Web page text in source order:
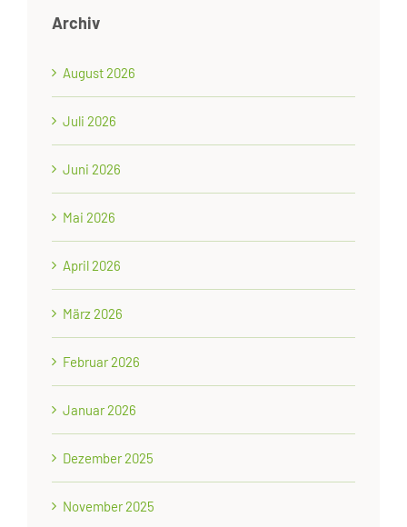
Archiv
August 2026
Juli 2026
Juni 2026
Mai 2026
April 2026
März 2026
Februar 2026
Januar 2026
Dezember 2025
November 2025